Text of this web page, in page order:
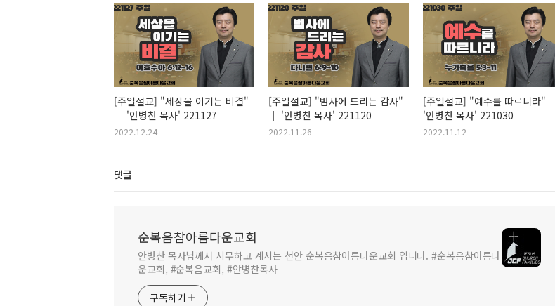
[주일설교] "세상을 이기는 비결"
｜ '안병찬 목사' 221127
2022.12.24
[주일설교] "범사에 드리는 감사"
｜ '안병찬 목사' 221120
2022.11.26
[주일설교] "예수를 따르니라" ｜
'안병찬 목사' 221030
2022.11.12
댓글
순복음참아름다운교회
안병찬 목사님께서 시무하고 계시는 천안 순복음참아름다운교회 입니다. #순복음참아름다
운교회, #순복음교회, #안병찬목사
구독하기